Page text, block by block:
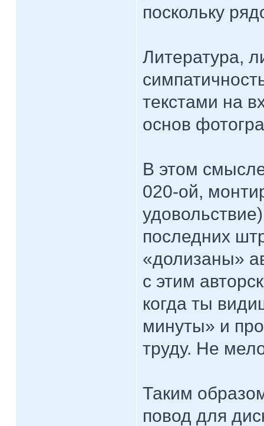
поскольку
Литература,
текстами на
основ
В этом
020-ой,
последних
«долизаны»
с этим
когда ты
минуты» и
труду. Не
Таким
повод для